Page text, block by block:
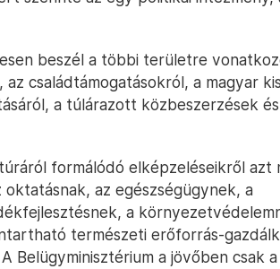
beszél a többi területre
családtámogatásokról, a magyar
a túlárazott közbeszerzések
formálódó elképzeléseikről azt
az egészségügynek, a
a
természeti erőforrás-
Belügyminisztérium a jövőben csak